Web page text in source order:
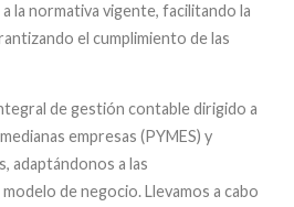
la normativa vigente, facilitando la
el cumplimiento de las
de gestión contable dirigido a
empresas (PYMES) y
adaptándonos a las
de negocio. Llevamos a cabo